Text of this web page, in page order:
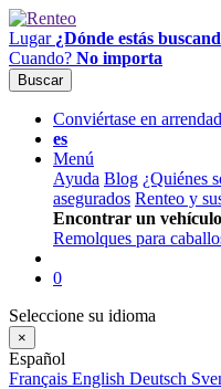
Lugar ¿Dónde estás
Cuando? No importa
Buscar
Conviértase en
es
Menú
Ayuda Blog ¿Quiénes
asegurados Renteo y
Encontrar un vehículo
Remolques para
0
Seleccione su idioma
×
Español
Français English Deutsch